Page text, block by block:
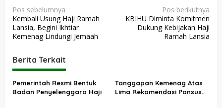
N
a
v
g
a
s
Pos sebelumnya
Kembali Usung Haji Ramah
Lansia, Begini Ikhtiar
Kemenag Lindungi Jemaah
Pos berikutnya
KBIHU Diminta Komitmen
Dukung Kebijakan Haji
Ramah Lansia
Berita Terkait
Pemerintah Resmi Bentuk
Badan Penyelenggara Haji
Tanggapan Kemenag Atas
Lima Rekomendasi Pansus